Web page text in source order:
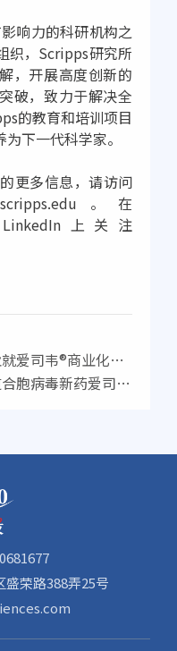
响力的科研机构之
织，Scripps研究所
，开展高度创新的
破，致力于解决全
的教育和培训项目
下一代科学家。
更多信息，请访问
。在
上关注
爱司韦®商业化供
胞病毒新药爱司韦
荣路388弄25号